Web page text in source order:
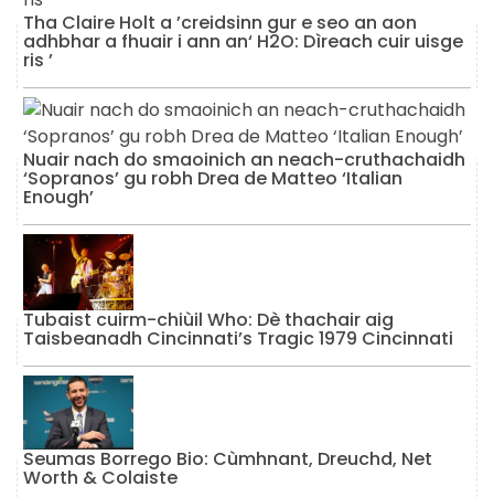
Tha Claire Holt a ’creidsinn gur e seo an aon
adhbhar a fhuair i ann an‘ H2O: Dìreach cuir uisge
ris ’
Nuair nach do smaoinich an neach-cruthachaidh
‘Sopranos’ gu robh Drea de Matteo ‘Italian
Enough’
Tubaist cuirm-chiùil Who: Dè thachair aig
Taisbeanadh Cincinnati’s Tragic 1979 Cincinnati
Seumas Borrego Bio: Cùmhnant, Dreuchd, Net
Worth & Colaiste